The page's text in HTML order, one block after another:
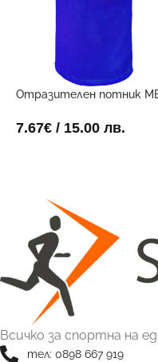
Отразителен потник
7.67€ / 15.00 лв.
Всичко за спортна на
тел: 0898 667 919